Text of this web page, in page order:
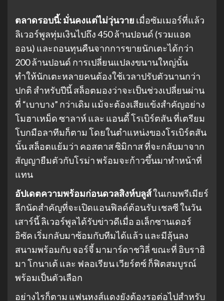
ตลาดรอบนี้: มั่นคงแต่ไม่วุ่นวาย เมื่อซัมเมอร์ที่แล้ว
ลิเวอร์พูลทุ่มเงินไปถึง 450 ล้านปอนด์ (รวมแอด
ออน) และถอนทุนคืนจากการขายนักเตะได้กว่า
200 ล้านปอนด์ การเปลี่ยนแปลงขนานใหญ่นั้น
ทำให้นักเตะหลายคนต้องใช้เวลาปรับตัวนานกว่า
ปกติ สำหรับปีนี้ สล็อตมองว่าจะเป็นช่วงเปลี่ยนผ่าน
ที่ “เบาบาง” กว่าเดิม แม้จะต้องเสียแข้งสำคัญอย่าง
โมฮาเหม็ด ซาลาห์ และ แอนดี้ โรเบิร์ตสัน ที่เตรียม
โบกมือลาทีมก็ตาม โดยในตำแหน่งของโรเบิร์ตสัน
นั้น สล็อตแย้มว่า คอสตาส ซิมิกาส ที่จะกลับมาจาก
สัญญายืมตัวกับโรม่า พร้อมจะก้าวขึ้นมาทำหน้าที่
แทน
อัปเดตความพร้อมก่อนดวลสิงห์บลูส์ในเกมพรีเมียร์
ลีกนัดสำคัญที่จะเปิดแอนฟิลด์ต้อนรับ เชลซี ในวัน
เสาร์นี้ ลิเวอร์พูลได้รับข่าวดีเมื่อ อเล็กซานเดอร์
อิซัค เริ่มกลับมาซ้อมกับทีมได้แล้ว และมีลุ้นลง
สนามพร้อมกับ จอร์จี้ มามาร์ดาชวิลี่ ขณะที่ อิบราฮิ
มา โกนาเต้ และ ฟลอเรียน เวียร์ตซ์ ก็ฟิตสมบูรณ์
พร้อมเป็นตัวเลือก
อย่างไรก็ตาม แฟนหงส์แดงยังต้องรอต่อไปสำหรับ